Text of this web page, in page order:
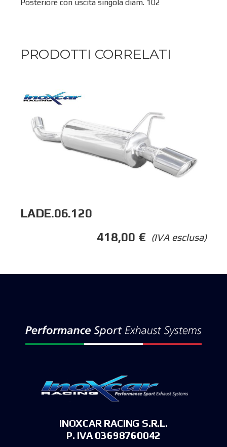
Posteriore con uscita singola diam. 102
PRODOTTI CORRELATI
LADE.06.120
(IVA esclusa)
418,00 €
INOXCAR RACING S.R.L.
P. IVA 03698760042